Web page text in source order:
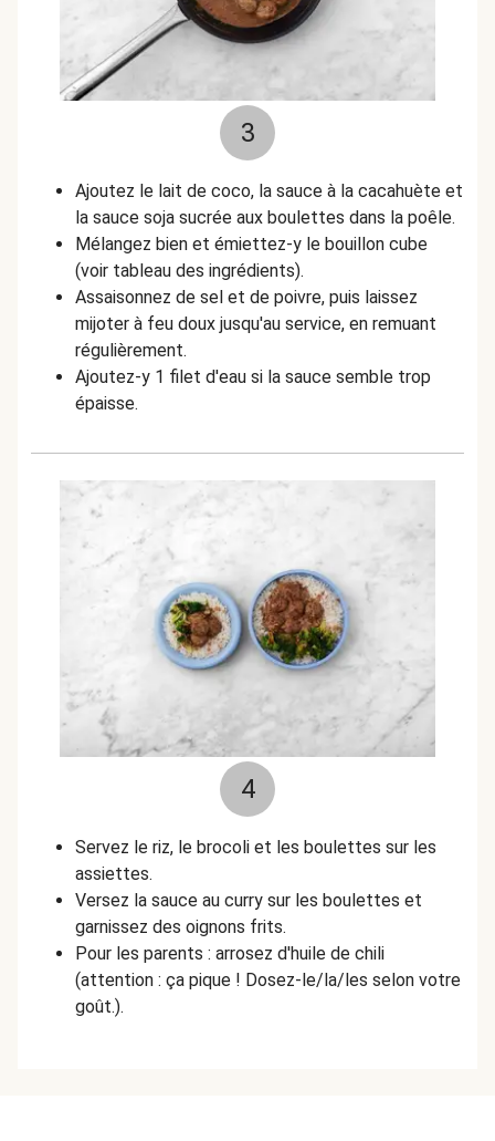
3
Ajoutez le lait de coco, la sauce à la cacahuète et
la sauce soja sucrée aux boulettes dans la poêle.
Mélangez bien et émiettez-y le bouillon cube
(voir tableau des ingrédients).
Assaisonnez de sel et de poivre, puis laissez
mijoter à feu doux jusqu'au service, en remuant
régulièrement.
Ajoutez-y 1 filet d'eau si la sauce semble trop
épaisse.
4
Servez le riz, le brocoli et les boulettes sur les
assiettes.
Versez la sauce au curry sur les boulettes et
garnissez des oignons frits.
Pour les parents : arrosez d'huile de chili
(attention : ça pique ! Dosez-le/la/les selon votre
goût.).